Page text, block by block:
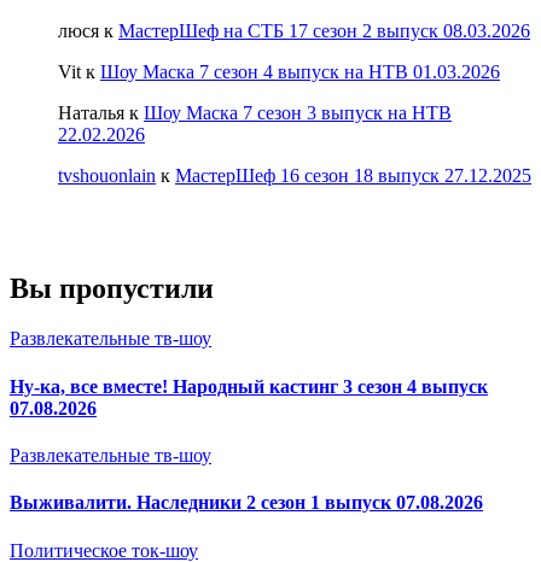
люся к МастерШеф на СТБ 17 сезон 2 выпуск 08.03.2026
Vit к Шоу Маска 7 сезон 4 выпуск на НТВ 01.03.2026
Наталья к Шоу Маска 7 сезон 3 выпуск на НТВ
22.02.2026
tvshouonlain к МастерШеф 16 сезон 18 выпуск 27.12.2025
Вы пропустили
Развлекательные тв-шоу
Ну-ка, все вместе! Народный кастинг 3 сезон 4 выпуск
07.08.2026
Развлекательные тв-шоу
Выживалити. Наследники 2 сезон 1 выпуск 07.08.2026
Политическое ток-шоу